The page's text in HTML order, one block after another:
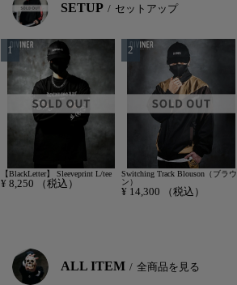
SETUP セットアップ
【BlackLetter】 Sleeveprint L/tee
¥ 8,250 （税込）
Switching Track Blouson（ブラウ
ン）
¥ 14,300 （税込）
ALL ITEM 全商品を見る